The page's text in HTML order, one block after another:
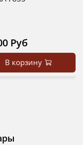
Руб
В корзину